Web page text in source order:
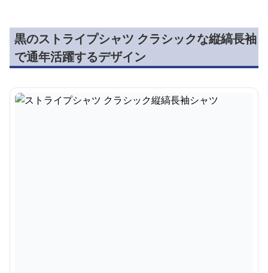
黒のストライプシャツ クラシックな縦縞長袖
で通年活躍するデザイン